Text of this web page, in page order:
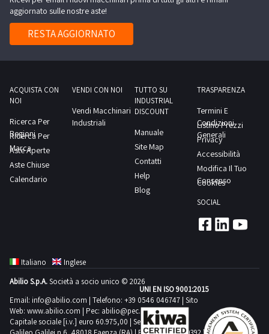
aggiornato sulle nostre aste!
RESTA AGGIORNATO
ACQUISTA CON
NOI
Ricerca Per
Regioni
Ricerca Per
Marca
Aste Aperte
Aste Chiuse
Calendario
VENDI CON NOI
Vendi Macchinari
Industriali
TUTTO SU
INDUSTRIAL
DISCOUNT
Manuale
Site Map
Contatti
Help
Blog
TRASPARENZA
Termini E
Condizioni
Generali
Listino Prezzi
Privacy
Accessibilità
Modifica Il Tuo
Consenso
Cookies
SOCIAL
Italiano
Inglese
Abilio S.p.A.Società a socio unico © 2026
Email: info@abilio.com | Telefono: +39 0546 046747 | Sito
Web: www.abilio.com | Pec: abilio@pec.illimity.com
Capitale sociale [i.v.] euro 60.975,00 | Sede legale in Via
UNI EN ISO 9001:2015